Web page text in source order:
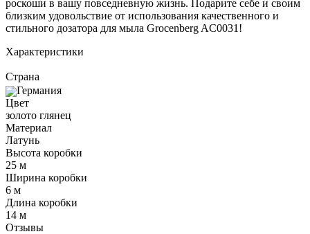
роскоши в вашу повседневную жизнь. Подарите себе и своим
близким удовольствие от использования качественного и
стильного дозатора для мыла Grocenberg AC0031!
Характеристики
Страна
Германия
Цвет
золото глянец
Материал
Латунь
Высота коробки
25 м
Ширина коробки
6 м
Длина коробки
14 м
Отзывы